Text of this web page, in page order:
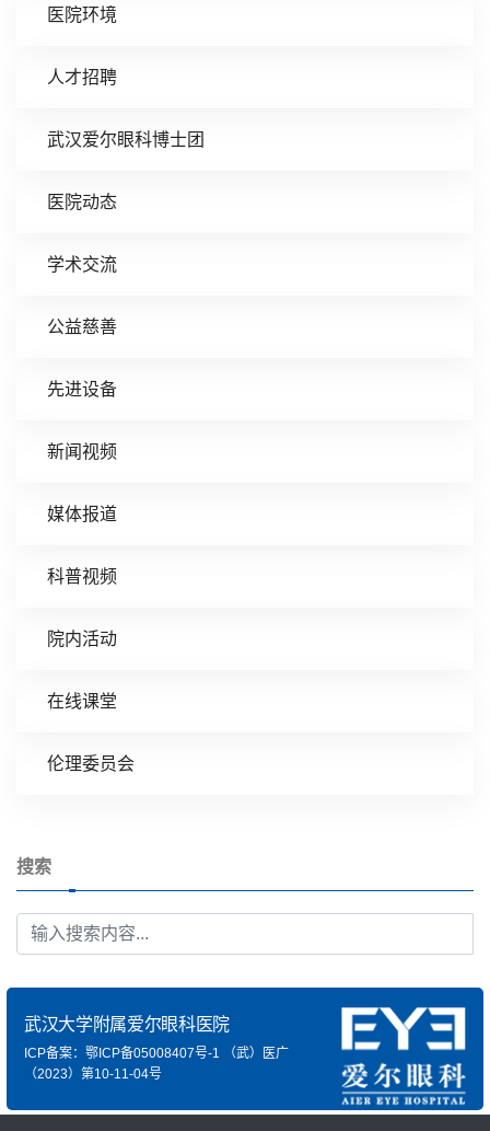
医院环境
人才招聘
武汉爱尔眼科博士团
医院动态
学术交流
公益慈善
先进设备
新闻视频
媒体报道
科普视频
院内活动
在线课堂
伦理委员会
搜索
武汉大学附属爱尔眼科医院
ICP备案：鄂ICP备05008407号-1 （武）医广
（2023）第10-11-04号